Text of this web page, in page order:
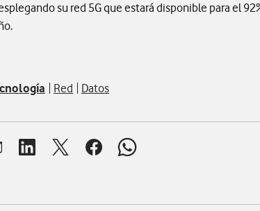
su red 5G que estará disponible para el
Red Datos
ventana para compartir en mail
Abrir ventana para compartir en linkedin
Abrir ventana para compartir en twitter
Abrir ventana para compartir en
Abrir ventana para